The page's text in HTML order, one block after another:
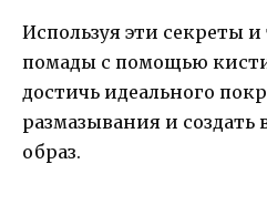
Используя эти секреты
помады с помощью
достичь идеального
размазывания и
образ.